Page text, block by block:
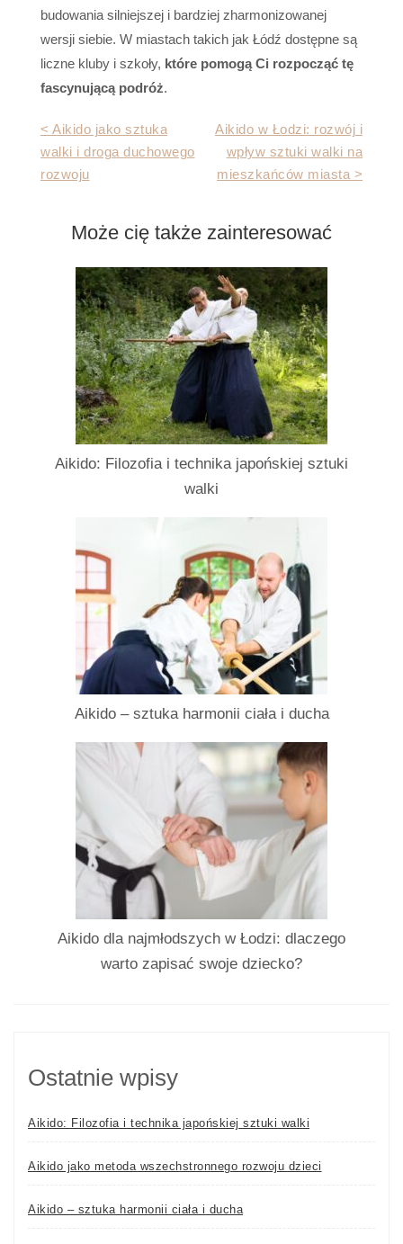
budowania silniejszej i bardziej zharmonizowanej
wersji siebie. W miastach takich jak Łódź dostępne są
liczne kluby i szkoły, które pomogą Ci rozpocząć tę
fascynującą podróż.
Nawigacja
wpisu
< Aikido jako sztuka
walki i droga duchowego
rozwoju
Aikido w Łodzi: rozwój i
wpływ sztuki walki na
mieszkańców miasta >
Może cię także zainteresować
Aikido: Filozofia i technika japońskiej sztuki
walki
Aikido – sztuka harmonii ciała i ducha
Aikido dla najmłodszych w Łodzi: dlaczego
warto zapisać swoje dziecko?
Ostatnie wpisy
Aikido: Filozofia i technika japońskiej sztuki walki
Aikido jako metoda wszechstronnego rozwoju dzieci
Aikido – sztuka harmonii ciała i ducha